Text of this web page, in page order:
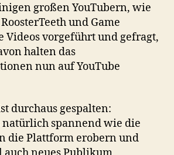
großen YouTubern, wie
und Game
Videos vorgeführt und gefragt,
halten das
nun auf YouTube
durchaus gespalten:
natürlich spannend wie die
die Plattform erobern und